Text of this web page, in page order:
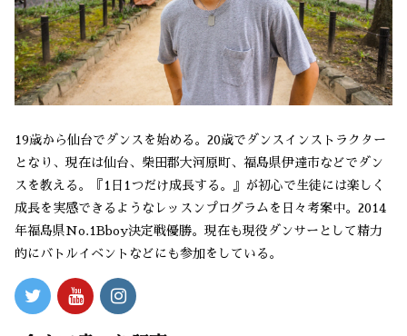
19歳から仙台でダンスを始める。20歳でダンスインストラクター
となり、現在は仙台、柴田郡大河原町、福島県伊達市などでダン
スを教える。『1日1つだけ成長する。』が初心で生徒には楽しく
成長を実感できるようなレッスンプログラムを日々考案中。2014
年福島県No.1Bboy決定戦優勝。現在も現役ダンサーとして精力
的にバトルイベントなどにも参加をしている。